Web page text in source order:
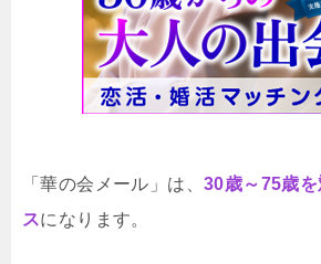
「華の会メール」は、 30歳～75歳
スになります。